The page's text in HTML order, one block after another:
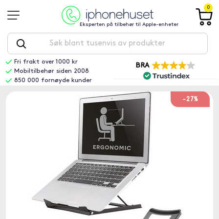
Eksperten på tilbehør til Apple-enheter
0
Fri frakt over 1000 kr
Mobiltilbehør siden 2008
850 000 fornøyde kunder
BRA
-27%